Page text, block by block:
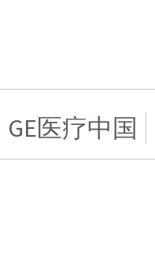
GE医疗中国